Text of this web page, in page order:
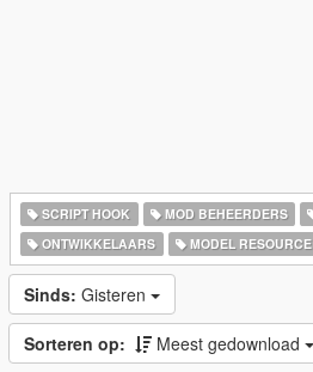
SCRIPT HOOK MOD BEHEERDERS
ONTWIKKELAARS
MODEL RESOURCE
Sinds: Gisteren
Sorteren op: Meest gedownload